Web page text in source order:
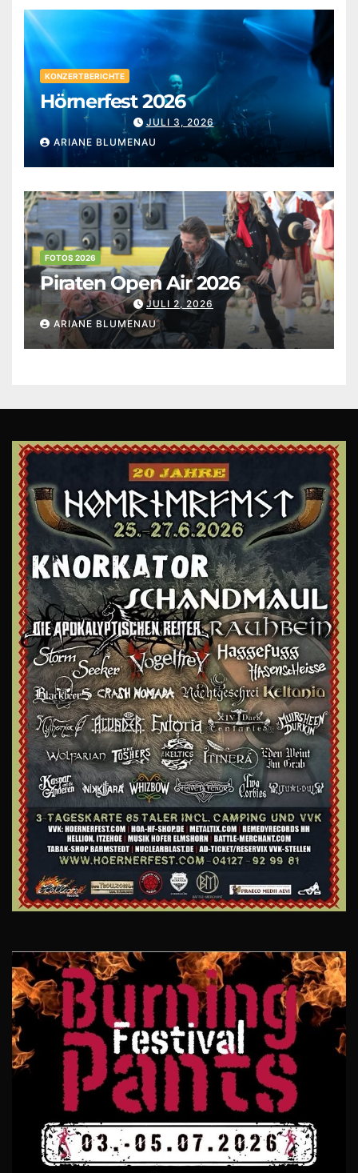
KONZERTBERICHTE
Hörnerfest 2026
JULI 3, 2026
ARIANE BLUMENAU
FOTOS 2026
Piraten Open Air 2026
JULI 2, 2026
ARIANE BLUMENAU